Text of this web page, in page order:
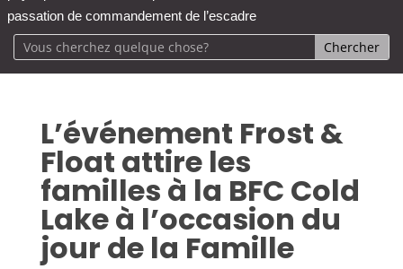
passation de commandement de l’escadre
L’événement Frost &
Float attire les
familles à la BFC Cold
Lake à l’occasion du
jour de la Famille